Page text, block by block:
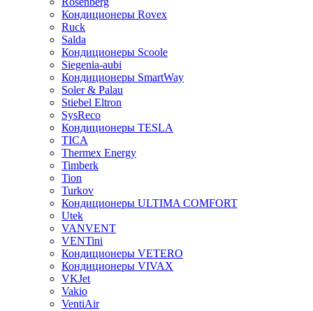
Кондиционеры Rovex
Ruck
Salda
Кондиционеры Scoole
Siegenia-aubi
Кондиционеры SmartWay
Soler & Palau
Stiebel Eltron
SysReco
Кондиционеры TESLA
TICA
Thermex Energy
Timberk
Tion
Turkov
Кондиционеры ULTIMA COMFORT
Utek
VANVENT
VENTini
Кондиционеры VETERO
Кондиционеры VIVAX
VKJet
Vakio
VentiAir